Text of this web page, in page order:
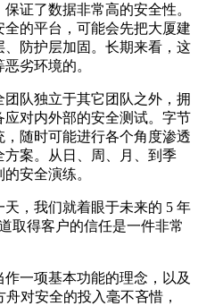
证了数据非常高的安全性。
的平台，可能会先把大厦建
防护层加固。长期来看，这
劣环境的。
队独立于其它团队之外，拥
对内外部的安全测试。字节
随时可能进行各个角度渗透
案。从日、周、月、到季
安全演练。
，我们就着眼于未来的 5 年
取得客户的信任是一件非常
一项基本功能的理念，以及
对安全的投入毫不吝惜，